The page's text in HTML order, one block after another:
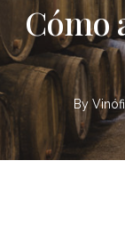
Cómo
By